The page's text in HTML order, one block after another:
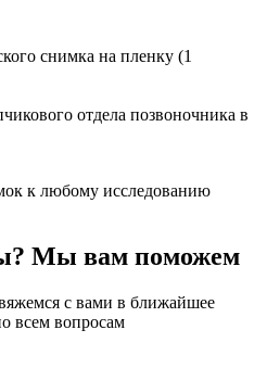
снимка на пленку (1
отдела позвоночника в
к любому исследованию
Мы вам поможем
с вами в ближайшее
всем вопросам